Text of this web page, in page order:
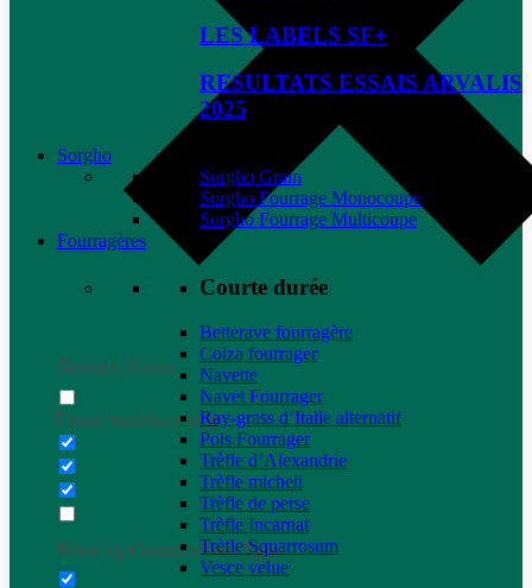
Generic filters
Exact matches only
Filter by Custom Post Type
LES LABELS SF+
RESULTATS ESSAIS ARVALIS
2025
Sorgho
Sorgho Grain
Sorgho Fourrage Monocoupe
Sorgho Fourrage Multicoupe
Fourragères
Courte durée
Betterave fourragère
Colza fourrager
Navette
Navet Fourrager
Ray-grass d’Italie alternatif
Pois Fourrager
Trèfle d’Alexandrie
Trèfle micheli
Trèfle de perse
Trèfle Incarnat
Trèfle Squarrosum
Vesce velue